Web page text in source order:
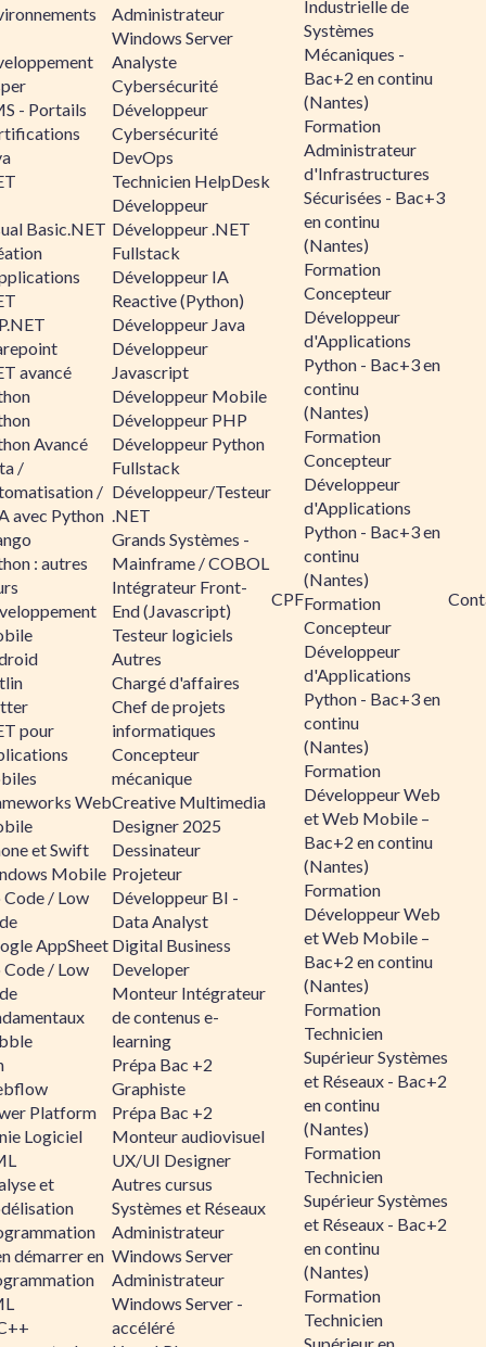
- Portails
Basic.NET
avancé
Avancé
/
/
avec Python
: autres
pour
Web
et Swift
Mobile
/ Low
AppSheet
/ Low
Platform
Logiciel
et
démarrer en
Administrateur
Windows Server
Analyste
Cybersécurité
Développeur
Cybersécurité
DevOps
Technicien HelpDesk
Développeur
Développeur .NET
Fullstack
Développeur IA
Reactive (Python)
Développeur Java
Développeur
Javascript
Développeur Mobile
Développeur PHP
Développeur Python
Fullstack
Développeur/Testeur
.NET
Grands Systèmes -
Mainframe / COBOL
Intégrateur Front-
End (Javascript)
Testeur logiciels
Autres
Chargé d'affaires
Chef de projets
informatiques
Concepteur
mécanique
Creative Multimedia
Designer 2025
Dessinateur
Projeteur
Développeur BI -
Data Analyst
Digital Business
Developer
Monteur Intégrateur
de contenus e-
learning
Prépa Bac +2
Graphiste
Prépa Bac +2
Monteur audiovisuel
UX/UI Designer
Autres cursus
Systèmes et Réseaux
Administrateur
Windows Server
Administrateur
Windows Server -
accéléré
CPF
Industrielle de
Systèmes
Mécaniques -
Bac+2 en continu
(Nantes)
Formation
Administrateur
d'Infrastructures
Sécurisées - Bac+3
en continu
(Nantes)
Formation
Concepteur
Développeur
d'Applications
Python - Bac+3 en
continu
(Nantes)
Formation
Concepteur
Développeur
d'Applications
Python - Bac+3 en
continu
(Nantes)
Formation
Concepteur
Développeur
d'Applications
Python - Bac+3 en
continu
(Nantes)
Formation
Développeur Web
et Web Mobile –
Bac+2 en continu
(Nantes)
Formation
Développeur Web
et Web Mobile –
Bac+2 en continu
(Nantes)
Formation
Technicien
Supérieur Systèmes
et Réseaux - Bac+2
en continu
(Nantes)
Formation
Technicien
Supérieur Systèmes
et Réseaux - Bac+2
en continu
(Nantes)
Formation
Technicien